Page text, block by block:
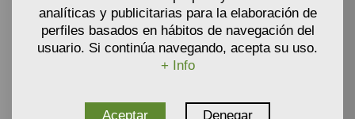
A partir de 5,64
€
AÑADIR AL CARRITO
analíticas y publicitarias para la elaboración de
perfiles basados en hábitos de navegación del
usuario. Si continúa navegando, acepta su uso.
+ Info
Aceptar Denegar